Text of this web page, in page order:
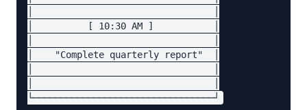
│          [ 10:30 AM ]           │
│    "Complete quarterly report"  │